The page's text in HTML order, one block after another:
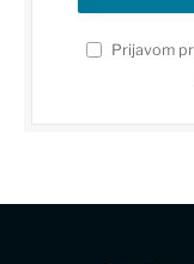
Prijavom